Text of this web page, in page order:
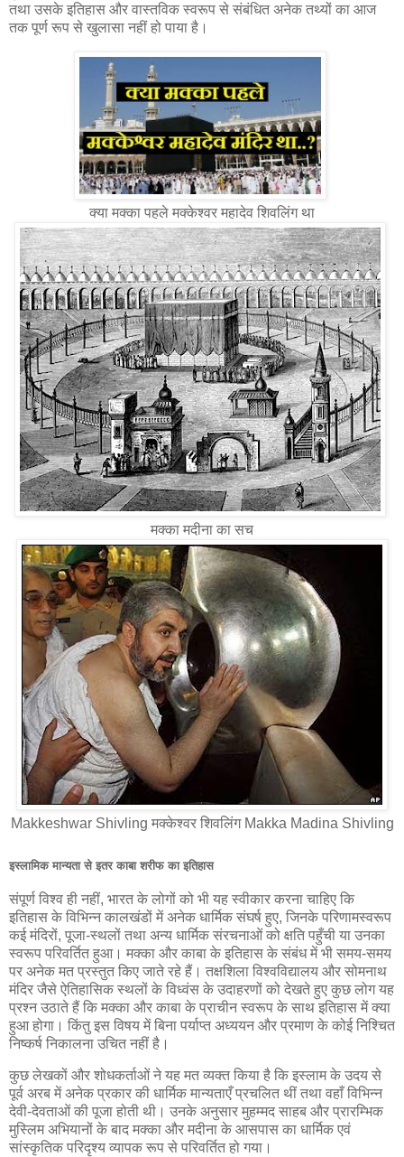
तथा उसके इतिहास और वास्तविक स्वरूप से संबंधित अनेक तथ्यों का आज
तक पूर्ण रूप से खुलासा नहीं हो पाया है।
क्या मक्का पहले मक्केश्वर महादेव शिवलिंग था
मक्का मदीना का सच
Makkeshwar Shivling मक्केश्वर शिवलिंग Makka Madina Shivling
इस्लामिक मान्यता से इतर काबा शरीफ का इतिहास
संपूर्ण विश्व ही नहीं, भारत के लोगों को भी यह स्वीकार करना चाहिए कि
इतिहास के विभिन्न कालखंडों में अनेक धार्मिक संघर्ष हुए, जिनके परिणामस्वरूप
कई मंदिरों, पूजा-स्थलों तथा अन्य धार्मिक संरचनाओं को क्षति पहुँची या उनका
स्वरूप परिवर्तित हुआ। मक्का और काबा के इतिहास के संबंध में भी समय-समय
पर अनेक मत प्रस्तुत किए जाते रहे हैं। तक्षशिला विश्वविद्यालय और सोमनाथ
मंदिर जैसे ऐतिहासिक स्थलों के विध्वंस के उदाहरणों को देखते हुए कुछ लोग यह
प्रश्न उठाते हैं कि मक्का और काबा के प्राचीन स्वरूप के साथ इतिहास में क्या
हुआ होगा। किंतु इस विषय में बिना पर्याप्त अध्ययन और प्रमाण के कोई निश्चित
निष्कर्ष निकालना उचित नहीं है।
कुछ लेखकों और शोधकर्ताओं ने यह मत व्यक्त किया है कि इस्लाम के उदय से
पूर्व अरब में अनेक प्रकार की धार्मिक मान्यताएँ प्रचलित थीं तथा वहाँ विभिन्न
देवी-देवताओं की पूजा होती थी। उनके अनुसार मुहम्मद साहब और प्रारम्भिक
मुस्लिम अभियानों के बाद मक्का और मदीना के आसपास का धार्मिक एवं
सांस्कृतिक परिदृश्य व्यापक रूप से परिवर्तित हो गया।